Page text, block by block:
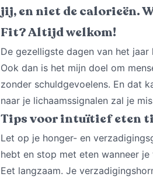
jij, en niet de calorieën.
Fit? Altijd welkom!
De gezelligste dagen van het
Ook dan is het mijn doel om
zonder schuldgevoelens. En dat
naar je lichaamssignalen zal je
Tips voor intuïtief eten
Let op je honger- en
hebt en stop met eten wanneer
Eet langzaam. Je